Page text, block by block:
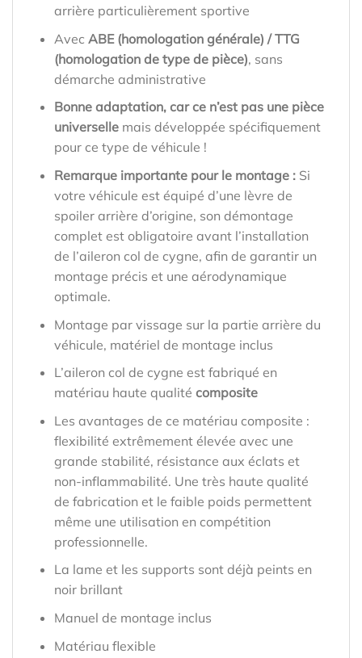
arrière particulièrement sportive
Avec ABE (homologation générale) / TTG
(homologation de type de pièce), sans
démarche administrative
Bonne adaptation, car ce n’est pas une pièce
universellemais développée spécifiquement
pour ce type de véhicule !
Remarque importante pour le montage : Si
votre véhicule est équipé d’une lèvre de
spoiler arrière d’origine, son démontage
complet est obligatoire avant l’installation
de l’aileron col de cygne, afin de garantir un
montage précis et une aérodynamique
optimale.
Montage par vissage sur la partie arrière du
véhicule, matériel de montage inclus
L’aileron col de cygne est fabriqué en
matériau haute qualité composite
Les avantages de ce matériau composite :
flexibilité extrêmement élevée avec une
grande stabilité, résistance aux éclats et
non-inflammabilité. Une très haute qualité
de fabrication et le faible poids permettent
même une utilisation en compétition
professionnelle.
La lame et les supports sont déjà peints en
noir brillant
Manuel de montage inclus
Matériau flexible